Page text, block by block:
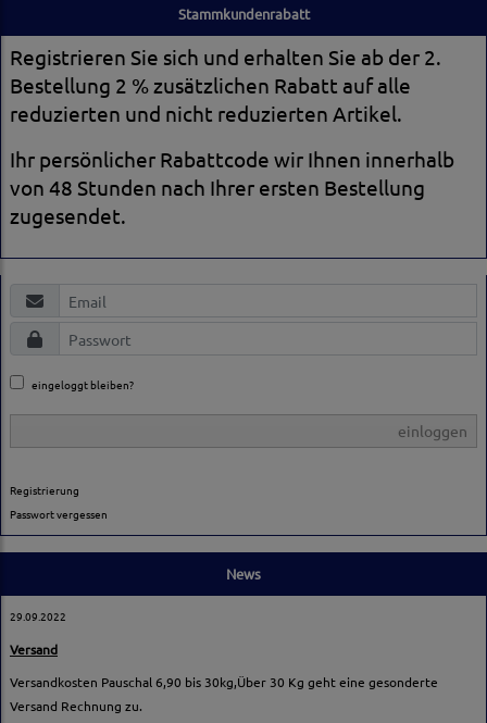
Stammkundenrabatt
Registrieren Sie sich und erhalten Sie ab der 2.
Bestellung 2 % zusätzlichen Rabatt auf alle
reduzierten und nicht reduzierten Artikel.
Ihr persönlicher Rabattcode wir Ihnen innerhalb
von 48 Stunden nach Ihrer ersten Bestellung
zugesendet.
eingeloggt bleiben?
einloggen
Registrierung
Passwort vergessen
News
29.09.2022
Versand
Versandkosten Pauschal 6,90 bis 30kg,Über 30 Kg geht eine gesonderte
Versand Rechnung zu.